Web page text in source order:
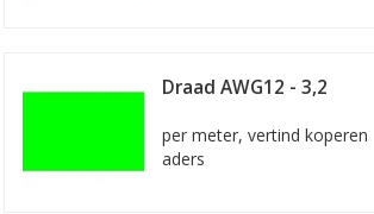
Draad AWG12 - 3,2
per meter, vertind koperen
aders